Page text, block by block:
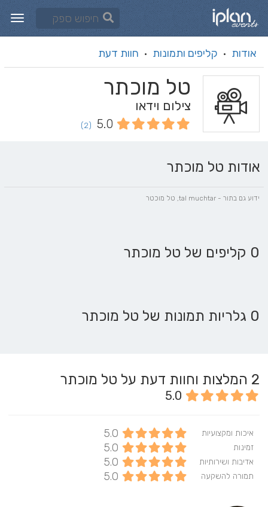
אודות · קליפים ותמונות · חוות דעת
טל מוכתר
צילום וידאו
5.0
(2)
אודות טל מוכתר
ידוע גם בתור - tal muchtar, טל מוכטר
0 קליפים של טל מוכתר
0 גלריות תמונות של טל מוכתר
2 המלצות וחוות דעת על טל מוכתר
5.0
איכות ומקצועיות 5.0
זמינות 5.0
אדיבות ושירותיות 5.0
תמורה להשקעה 5.0